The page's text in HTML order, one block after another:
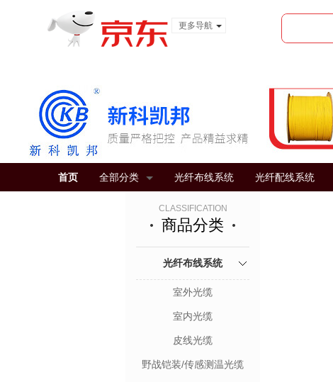
更多导航
首页 全部分类 光纤布线系统 光纤配线系统
CLASSIFICATION
商品分类
光纤布线系统
室外光缆
室内光缆
皮线光缆
野战铠装/传感测温光缆